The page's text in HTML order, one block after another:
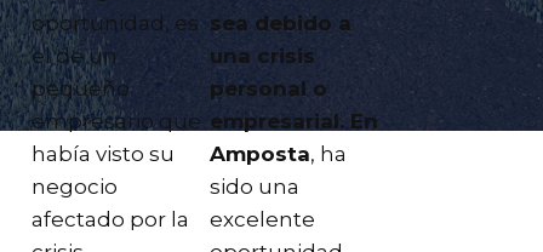
oportunidad, es
el de un
pequeño
empresario que
había visto su
negocio
afectado por la
sea debido a
una crisis
personal o
empresarial. En
Amposta, ha
sido una
excelente